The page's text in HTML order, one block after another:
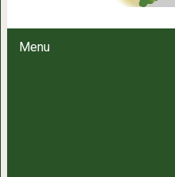
Menu